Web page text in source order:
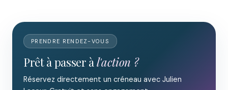
PRENDRE RENDEZ-VOUS
Prêt à passer àl'action ?
Réservez directement un créneau avec Julien